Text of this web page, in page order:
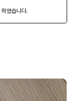
하였습니다.